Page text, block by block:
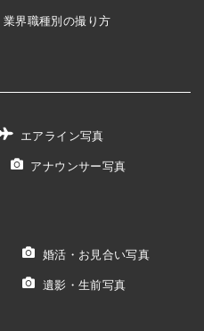
業界職種別の撮り方
エアライン写真
アナウンサー写真
婚活・お見合い写真
遺影・生前写真